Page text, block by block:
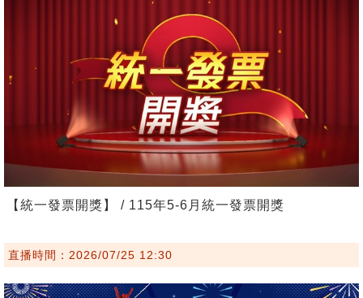
【統一發票開獎】 / 115年5-6月統一發票開獎
直播時間：2026/07/25 12:30